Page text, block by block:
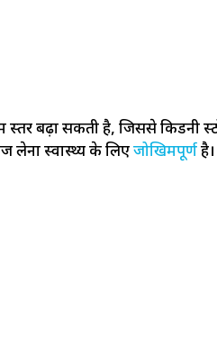
स्तर बढ़ा सकती है, जिससे किडनी
लेना स्वास्थ्य के लिएजोखिमपूर्णहै।